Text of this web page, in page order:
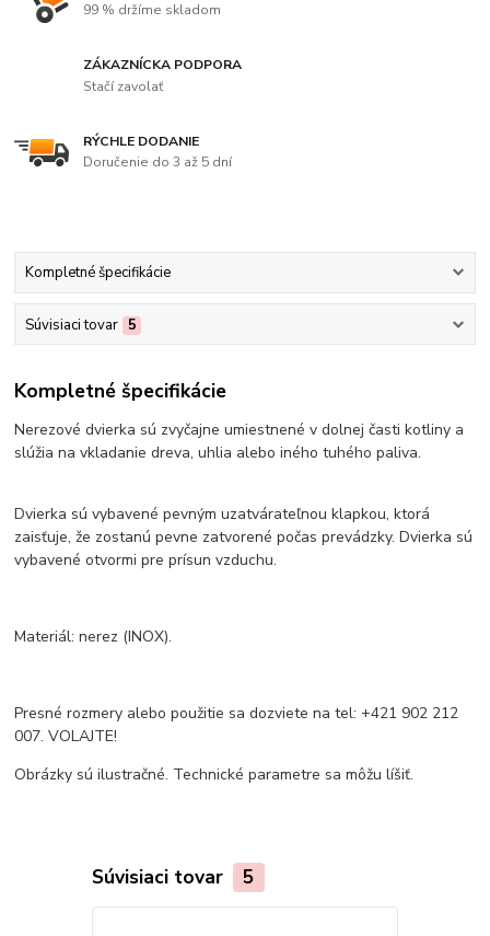
99 % držíme skladom
ZÁKAZNÍCKA PODPORA
Stačí zavolať
RÝCHLE DODANIE
Doručenie do 3 až 5 dní
Kompletné špecifikácie
Súvisiaci tovar 5
Kompletné špecifikácie
Nerezové dvierka sú zvyčajne umiestnené v dolnej časti kotliny a
slúžia na vkladanie dreva, uhlia alebo iného tuhého paliva.
Dvierka sú vybavené pevným uzatvárateľnou klapkou, ktorá
zaisťuje, že zostanú pevne zatvorené počas prevádzky. Dvierka sú
vybavené otvormi pre prísun vzduchu.
Materiál: nerez (INOX).
Presné rozmery alebo použitie sa dozviete na tel: +421 902 212
007. VOLAJTE!
Obrázky sú ilustračné. Technické parametre sa môžu líšiť.
Súvisiaci tovar 5